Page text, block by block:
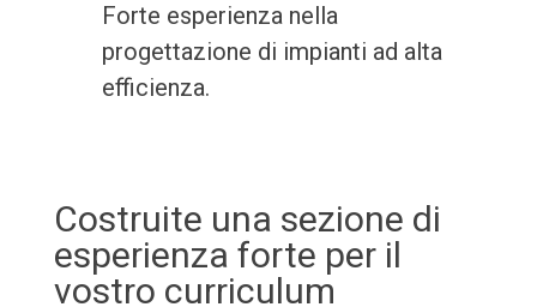
Forte esperienza nella
progettazione di impianti ad alta
efficienza.
Costruite una sezione di
esperienza forte per il
vostro curriculum